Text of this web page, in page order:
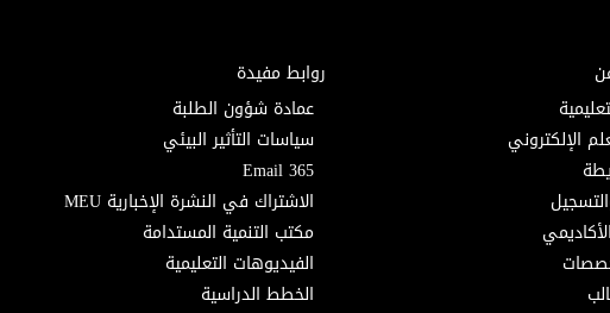
الإلكتروني
روابط مفيدة
عمادة شؤون الطلبة
سياسات التأثير البيئي
Email 365
الاشتراك في النشرة الإخبارية MEU
مكتب التنمية المستدامة
الفيديوهات التعليمية
الخطط الدراسية